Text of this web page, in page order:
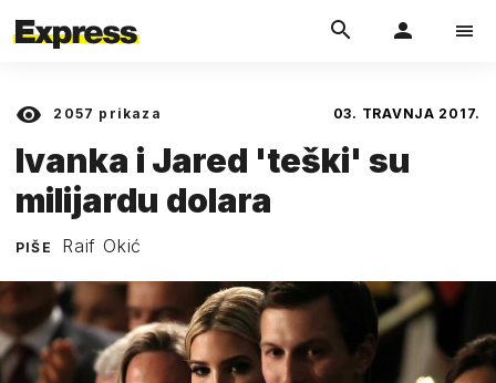
2057 prikaza 03. TRAVNJA 2017.
Ivanka i Jared 'teški' su
milijardu dolara
PIŠE Raif Okić